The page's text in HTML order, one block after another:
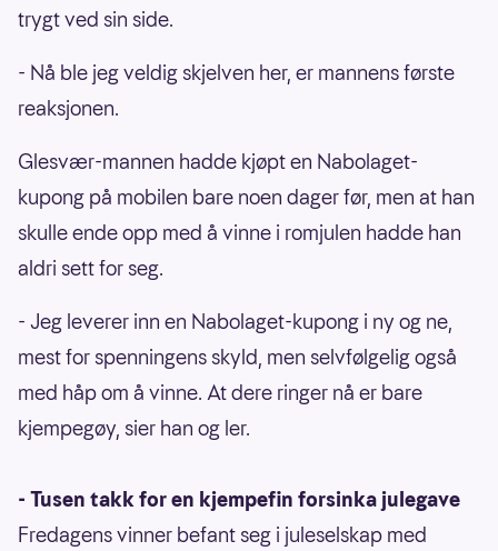
trygt ved sin side.
- Nå ble jeg veldig skjelven her, er mannens første
reaksjonen.
Glesvær-mannen hadde kjøpt en Nabolaget-
kupong på mobilen bare noen dager før, men at han
skulle ende opp med å vinne i romjulen hadde han
aldri sett for seg.
- Jeg leverer inn en Nabolaget-kupong i ny og ne,
mest for spenningens skyld, men selvfølgelig også
med håp om å vinne. At dere ringer nå er bare
kjempegøy, sier han og ler.
- Tusen takk for en kjempefin forsinka julegave
Fredagens vinner befant seg i juleselskap med